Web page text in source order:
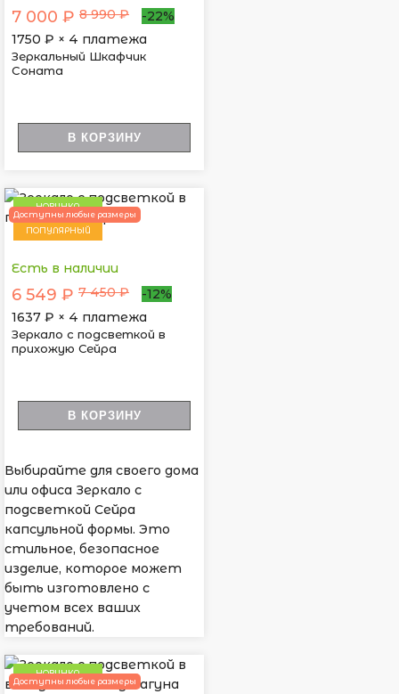
7 000 ₽ 8 990 ₽
-22%
1750 ₽ × 4 платежа
Зеркальный Шкафчик
Cоната
В КОРЗИНУ
НОВИНКА
ПОПУЛЯРНЫЙ
Доступны любые размеры
Есть в наличии
6 549 ₽ 7 450 ₽
-12%
1637 ₽ × 4 платежа
Зеркало с подсветкой в
прихожую Сейра
В КОРЗИНУ
Выбирайте для своего дома
или офиса Зеркало с
подсветкой Сейра
капсульной формы. Это
стильное, безопасное
изделие, которое может
быть изготовлено с
учетом всех ваших
требований.
НОВИНКА
Доступны любые размеры